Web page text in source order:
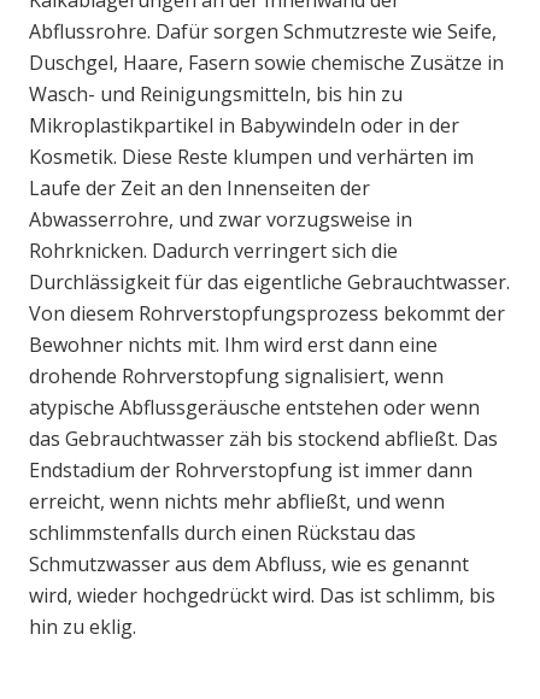
Abflussrohre. Dafür sorgen Schmutzreste wie Seife,
Duschgel, Haare, Fasern sowie chemische Zusätze in
Wasch- und Reinigungsmitteln, bis hin zu
Mikroplastikpartikel in Babywindeln oder in der
Kosmetik. Diese Reste klumpen und verhärten im
Laufe der Zeit an den Innenseiten der
Abwasserrohre, und zwar vorzugsweise in
Rohrknicken. Dadurch verringert sich die
Durchlässigkeit für das eigentliche Gebrauchtwasser.
Von diesem Rohrverstopfungsprozess bekommt der
Bewohner nichts mit. Ihm wird erst dann eine
drohende Rohrverstopfung signalisiert, wenn
atypische Abflussgeräusche entstehen oder wenn
das Gebrauchtwasser zäh bis stockend abfließt. Das
Endstadium der Rohrverstopfung ist immer dann
erreicht, wenn nichts mehr abfließt, und wenn
schlimmstenfalls durch einen Rückstau das
Schmutzwasser aus dem Abfluss, wie es genannt
wird, wieder hochgedrückt wird. Das ist schlimm, bis
hin zu eklig.